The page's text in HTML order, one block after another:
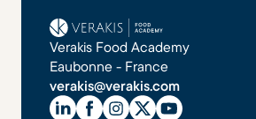
Verakis Food Academy
Eaubonne - France
verakis@verakis.com